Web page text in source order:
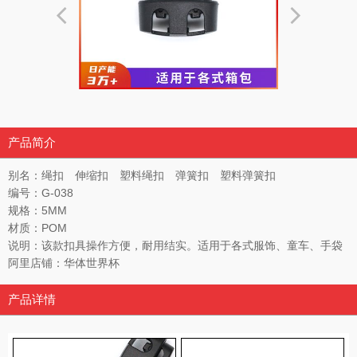
产品简介
别名：绳扣 伸缩扣 塑料绳扣 弹簧扣 塑料弹簧扣
编号：G-038
规格：5MM
材质：POM
说明：该款扣具操作方便，耐用结实。适用于各式服饰、童车、手袋
阿里店铺：华体世界杯
产品详情